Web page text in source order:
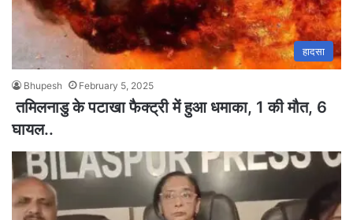
हादसा
Bhupesh February 5, 2025
तमिलनाडु के पटाखा फैक्ट्री में हुआ धमाका, 1 की मौत, 6
घायल..